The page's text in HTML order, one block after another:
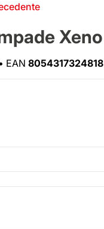
Xeno
EAN 8054317324818